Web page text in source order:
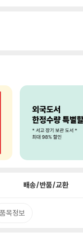
배송/반품/교환
품목정보